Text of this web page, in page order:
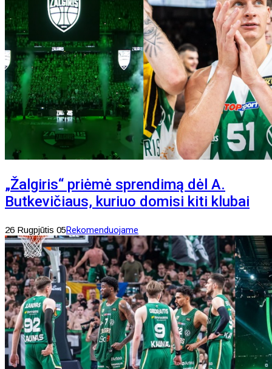
„Žalgiris“ priėmė sprendimą dėl A.
Butkevičiaus, kuriuo domisi kiti klubai
26 Rugpjūtis 05Rekomenduojame